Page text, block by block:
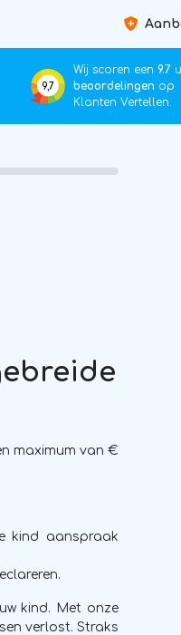
9,7
Wij scoren een 9.7
beoordelingen op
Klanten Vertellen.
maximum van €
kind aanspraak
kind. Met onze
verlost. Straks